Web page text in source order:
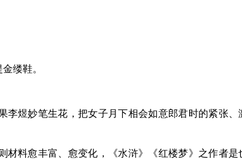
缕鞋。
李煜妙笔生花，把女子月下相会如意郎君时的紧张、
材料愈丰富、愈变化，《水浒》《红楼梦》之作者是